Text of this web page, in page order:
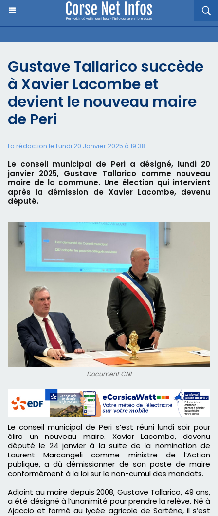
Gustave Tallarico succède
à Xavier Lacombe et
devient le nouveau maire
de Peri
La rédaction le Lundi 20 Janvier 2025 à 19:38
Le conseil municipal de Peri a désigné, lundi 20
janvier 2025, Gustave Tallarico comme nouveau
maire de la commune. Une élection qui intervient
après la démission de Xavier Lacombe, devenu
député.
Document CNI
Le conseil municipal de Peri s’est réuni lundi soir pour
élire un nouveau maire. Xavier Lacombe, devenu
député le 24 janvier à la suite de la nomination de
Laurent Marcangeli comme ministre de l’Action
publique, a dû démissionner de son poste de maire
conformément à la loi sur le non-cumul des mandats.
Adjoint au maire depuis 2008, Gustave Tallarico, 49 ans,
a été désigné à l’unanimité pour prendre la relève. Né à
Ajaccio et formé au lycée agricole de Sartène, il s’est